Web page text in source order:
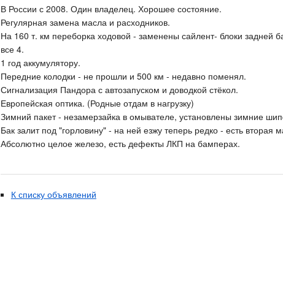
В России с 2008. Один владелец. Хорошее состояние.
Регулярная замена масла и расходников.
На 160 т. км переборка ходовой - заменены сайлент- блоки задней
все 4.
1 год аккумулятору.
Передние колодки - не прошли и 500 км - недавно поменял.
Сигнализация Пандора с автозапуском и доводкой стёкол.
Европейская оптика. (Родные отдам в нагрузку)
Зимний пакет - незамерзайка в омывателе, установлены зимние
Бак залит под "горловину" - на ней езжу теперь редко - есть вторая
Абсолютно целое железо, есть дефекты ЛКП на бамперах.
К списку объявлений